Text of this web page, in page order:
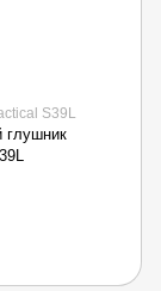
S39L
глушник